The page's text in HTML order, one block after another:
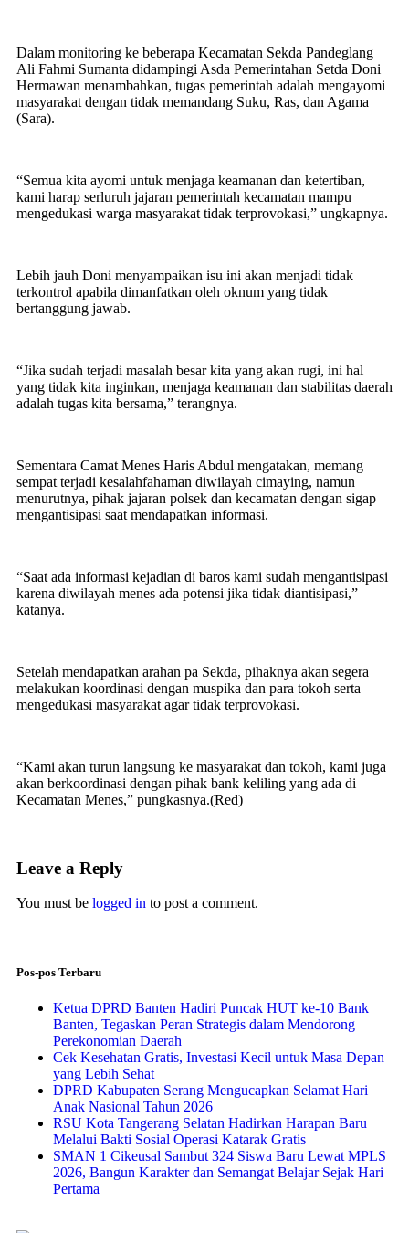
Dalam monitoring ke beberapa Kecamatan Sekda Pandeglang
Ali Fahmi Sumanta didampingi Asda Pemerintahan Setda Doni
Hermawan menambahkan, tugas pemerintah adalah mengayomi
masyarakat dengan tidak memandang Suku, Ras, dan Agama
(Sara).
“Semua kita ayomi untuk menjaga keamanan dan ketertiban,
kami harap serluruh jajaran pemerintah kecamatan mampu
mengedukasi warga masyarakat tidak terprovokasi,” ungkapnya.
Lebih jauh Doni menyampaikan isu ini akan menjadi tidak
terkontrol apabila dimanfatkan oleh oknum yang tidak
bertanggung jawab.
“Jika sudah terjadi masalah besar kita yang akan rugi, ini hal
yang tidak kita inginkan, menjaga keamanan dan stabilitas daerah
adalah tugas kita bersama,” terangnya.
Sementara Camat Menes Haris Abdul mengatakan, memang
sempat terjadi kesalahfahaman diwilayah cimaying, namun
menurutnya, pihak jajaran polsek dan kecamatan dengan sigap
mengantisipasi saat mendapatkan informasi.
“Saat ada informasi kejadian di baros kami sudah mengantisipasi
karena diwilayah menes ada potensi jika tidak diantisipasi,”
katanya.
Setelah mendapatkan arahan pa Sekda, pihaknya akan segera
melakukan koordinasi dengan muspika dan para tokoh serta
mengedukasi masyarakat agar tidak terprovokasi.
“Kami akan turun langsung ke masyarakat dan tokoh, kami juga
akan berkoordinasi dengan pihak bank keliling yang ada di
Kecamatan Menes,” pungkasnya.(Red)
Leave a Reply
You must be logged in to post a comment.
Pos-pos Terbaru
Ketua DPRD Banten Hadiri Puncak HUT ke-10 Bank
Banten, Tegaskan Peran Strategis dalam Mendorong
Perekonomian Daerah
Cek Kesehatan Gratis, Investasi Kecil untuk Masa Depan
yang Lebih Sehat
DPRD Kabupaten Serang Mengucapkan Selamat Hari
Anak Nasional Tahun 2026
RSU Kota Tangerang Selatan Hadirkan Harapan Baru
Melalui Bakti Sosial Operasi Katarak Gratis
SMAN 1 Cikeusal Sambut 324 Siswa Baru Lewat MPLS
2026, Bangun Karakter dan Semangat Belajar Sejak Hari
Pertama